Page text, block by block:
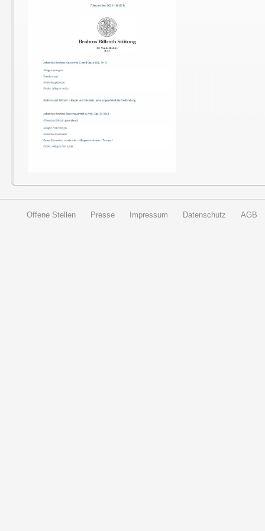
Offene Stellen Presse Impressum Datenschutz AGB